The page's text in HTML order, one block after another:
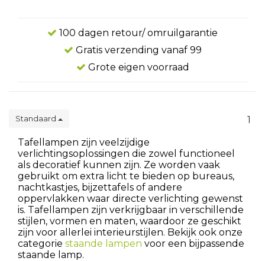
100 dagen retour/ omruilgarantie
Gratis verzending vanaf 99
Grote eigen voorraad
Standaard
1
Tafellampen zijn veelzijdige
verlichtingsoplossingen die zowel functioneel
als decoratief kunnen zijn. Ze worden vaak
gebruikt om extra licht te bieden op bureaus,
nachtkastjes, bijzettafels of andere
oppervlakken waar directe verlichting gewenst
is. Tafellampen zijn verkrijgbaar in verschillende
stijlen, vormen en maten, waardoor ze geschikt
zijn voor allerlei interieurstijlen. Bekijk ook onze
categorie staande lampen voor een bijpassende
staande lamp.